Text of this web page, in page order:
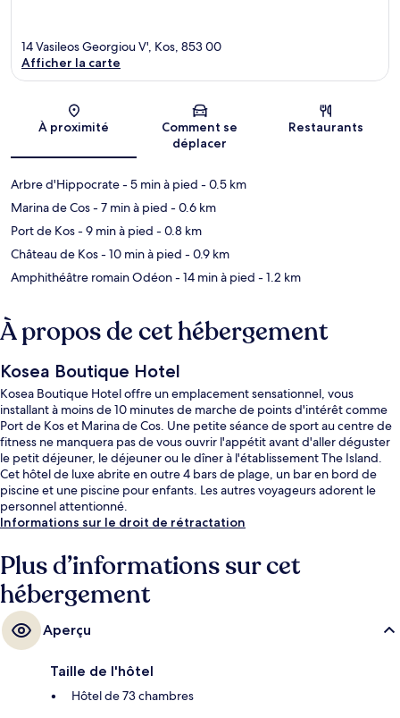
Carte
14 Vasileos Georgiou V', Kos, 853 00
Afficher la carte
À proximité
Comment se
déplacer
Restaurants
Arbre d'Hippocrate- 5 min à pied - 0.5 km
Marina de Cos- 7 min à pied - 0.6 km
Port de Kos- 9 min à pied - 0.8 km
Château de Kos- 10 min à pied - 0.9 km
Amphithéâtre romain Odéon- 14 min à pied - 1.2 km
À propos de cet hébergement
Kosea Boutique Hotel
Kosea Boutique Hotel offre un emplacement sensationnel, vous
installant à moins de 10 minutes de marche de points d'intérêt comme
Port de Kos et Marina de Cos. Une petite séance de sport au centre de
fitness ne manquera pas de vous ouvrir l'appétit avant d'aller déguster
le petit déjeuner, le déjeuner ou le dîner à l'établissement The Island.
Cet hôtel de luxe abrite en outre 4 bars de plage, un bar en bord de
piscine et une piscine pour enfants. Les autres voyageurs adorent le
personnel attentionné.
Informations sur le droit de rétractation
Plus d’informations sur cet
hébergement
Aperçu
Taille de l'hôtel
Hôtel de 73 chambres